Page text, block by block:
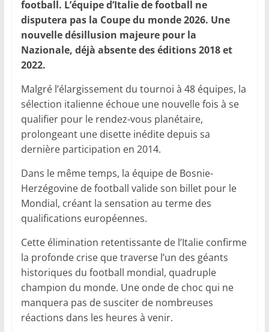
football. L’équipe d’Italie de football ne
disputera pas la Coupe du monde 2026. Une
nouvelle désillusion majeure pour la
Nazionale, déjà absente des éditions 2018 et
2022.
Malgré l’élargissement du tournoi à 48 équipes, la
sélection italienne échoue une nouvelle fois à se
qualifier pour le rendez-vous planétaire,
prolongeant une disette inédite depuis sa
dernière participation en 2014.
Dans le même temps, la équipe de Bosnie-
Herzégovine de football valide son billet pour le
Mondial, créant la sensation au terme des
qualifications européennes.
Cette élimination retentissante de l’Italie confirme
la profonde crise que traverse l’un des géants
historiques du football mondial, quadruple
champion du monde. Une onde de choc qui ne
manquera pas de susciter de nombreuses
réactions dans les heures à venir.